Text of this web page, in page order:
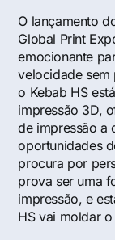
O lançamento
Global Print
emocionante
velocidade sem
o Kebab HS
impressão 3D,
de impressão a
oportunidades
procura por
prova ser uma
impressão, e
HS vai moldar